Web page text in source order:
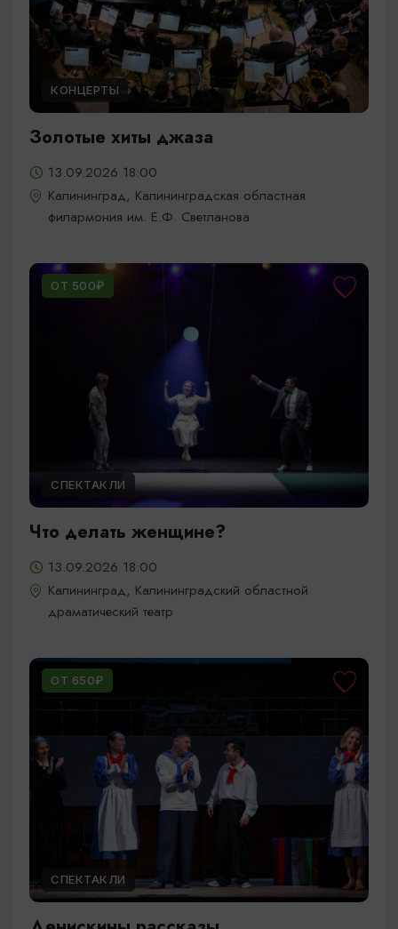
КОНЦЕРТЫ
Золотые хиты джаза
13.09.2026 18:00
Калининград, Калининградская областная
филармония им. Е.Ф. Светланова
ОТ 500₽
СПЕКТАКЛИ
Что делать женщине?
13.09.2026 18:00
Калининград, Калининградский областной
драматический театр
ОТ 650₽
СПЕКТАКЛИ